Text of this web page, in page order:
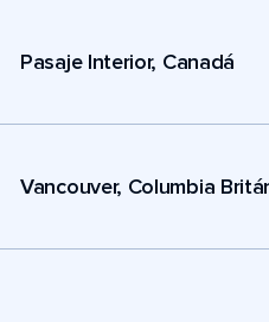
Pasaje Interior, Canadá
Vancouver, Columbia